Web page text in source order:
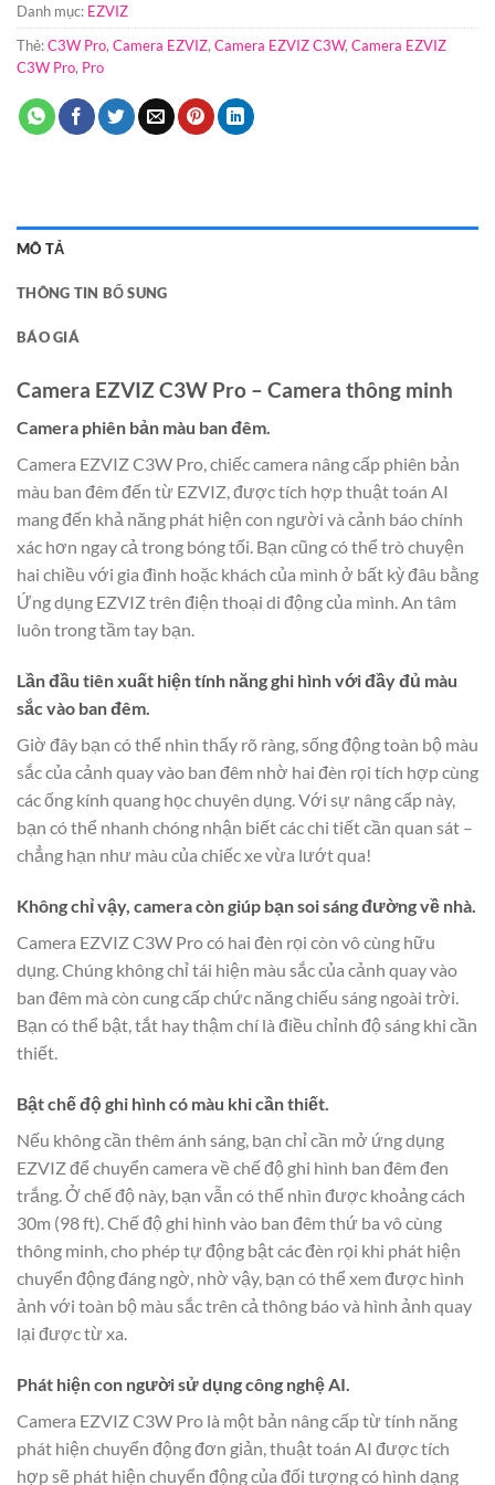
Danh mục: EZVIZ
Thẻ:C3W Pro, Camera EZVIZ, Camera EZVIZ C3W, Camera EZVIZ
C3W Pro, Pro
MÔ TẢ
THÔNG TIN BỔ SUNG
BÁO GIÁ
Camera EZVIZ C3W Pro – Camera thông minh
Camera phiên bản màu ban đêm.
Camera EZVIZ C3W Pro, chiếc camera nâng cấp phiên bản
màu ban đêm đến từ EZVIZ, được tích hợp thuật toán AI
mang đến khả năng phát hiện con người và cảnh báo chính
xác hơn ngay cả trong bóng tối. Bạn cũng có thể trò chuyện
hai chiều với gia đình hoặc khách của mình ở bất kỳ đâu bằng
Ứng dụng EZVIZ trên điện thoại di động của mình. An tâm
luôn trong tầm tay bạn.
Lần đầu tiên xuất hiện tính năng ghi hình với đầy đủ màu
sắc vào ban đêm.
Giờ đây bạn có thể nhìn thấy rõ ràng, sống động toàn bộ màu
sắc của cảnh quay vào ban đêm nhờ hai đèn rọi tích hợp cùng
các ống kính quang học chuyên dụng. Với sự nâng cấp này,
bạn có thể nhanh chóng nhận biết các chi tiết cần quan sát –
chẳng hạn như màu của chiếc xe vừa lướt qua!
Không chỉ vậy, camera còn giúp bạn soi sáng đường về nhà.
Camera EZVIZ C3W Pro có hai đèn rọi còn vô cùng hữu
dụng. Chúng không chỉ tái hiện màu sắc của cảnh quay vào
ban đêm mà còn cung cấp chức năng chiếu sáng ngoài trời.
Bạn có thể bật, tắt hay thậm chí là điều chỉnh độ sáng khi cần
thiết.
Bật chế độ ghi hình có màu khi cần thiết.
Nếu không cần thêm ánh sáng, bạn chỉ cần mở ứng dụng
EZVIZ để chuyển camera về chế độ ghi hình ban đêm đen
trắng. Ở chế độ này, bạn vẫn có thể nhìn được khoảng cách
30m (98 ft). Chế độ ghi hình vào ban đêm thứ ba vô cùng
thông minh, cho phép tự động bật các đèn rọi khi phát hiện
chuyển động đáng ngờ, nhờ vậy, bạn có thể xem được hình
ảnh với toàn bộ màu sắc trên cả thông báo và hình ảnh quay
lại được từ xa.
Phát hiện con người sử dụng công nghệ AI.
Camera EZVIZ C3W Pro là một bản nâng cấp từ tính năng
phát hiện chuyển động đơn giản, thuật toán AI được tích
hợp sẽ phát hiện chuyển động của đối tượng có hình dạng